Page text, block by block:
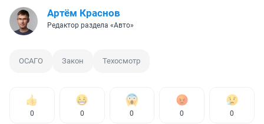
Артём Краснов
Редактор раздела «Авто»
ОСАГО Закон Техосмотр
0 0 0 0 0